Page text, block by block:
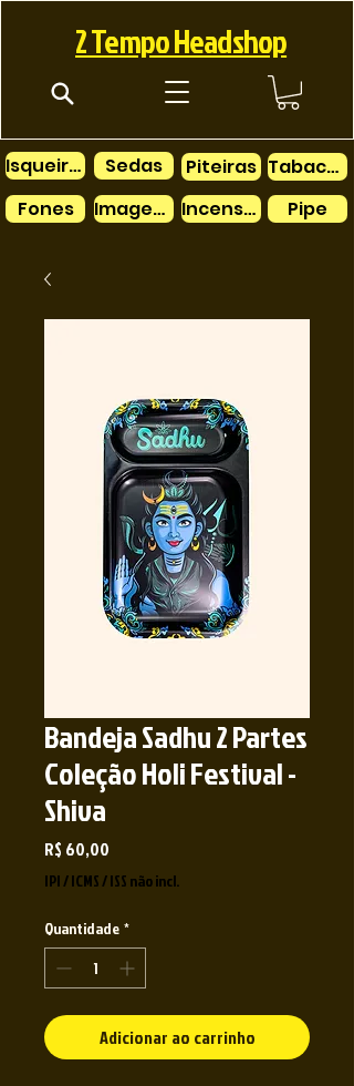
2 Tempo Headshop
Isqueiros
Fones
Sedas
Imagens
Piteiras
Tabacos
Incensos
Pipe
Bandeja Sadhu 2 Partes
Coleção Holi Festival -
Shiva
R$ 60,00
IPI / ICMS / ISS não incl.
Quantidade *
Adicionar ao carrinho